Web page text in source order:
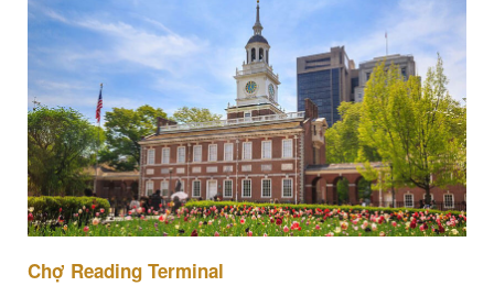
Chợ Reading Terminal